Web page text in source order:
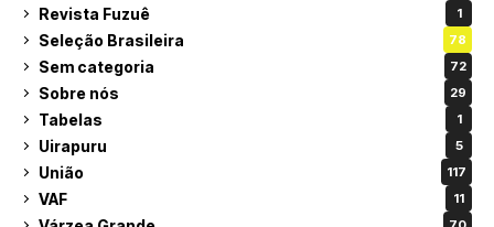
Revista Fuzuê 1
Seleção Brasileira 78
Sem categoria 72
Sobre nós 29
Tabelas 1
Uirapuru 5
União 117
VAF 11